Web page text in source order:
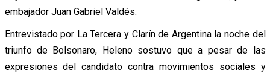
embajador Juan Gabriel Valdés.
Entrevistado por La Tercera y Clarín de Argentina la noche del
triunfo de Bolsonaro, Heleno sostuvo que a pesar de las
expresiones del candidato contra movimientos sociales y